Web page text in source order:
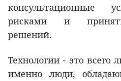
консультационные
рисками и
решений.
Технологии - это всего
именно люди,